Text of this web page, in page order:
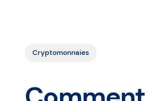
Cryptomonnaies